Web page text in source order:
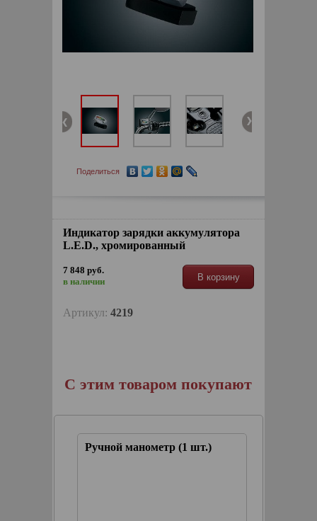
Поделиться
Индикатор зарядки аккумулятора
L.E.D., хромированный
7 848 руб.
в наличии
В корзину
Артикул: 4219
С этим товаром покупают
Ручной манометр (1 шт.)